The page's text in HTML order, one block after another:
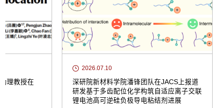
新材料学院潘锋团队与合作者在《JACS》
报道新型高安全长循环水系镁离子储能电池
北大深研院
富锂锰基正
理